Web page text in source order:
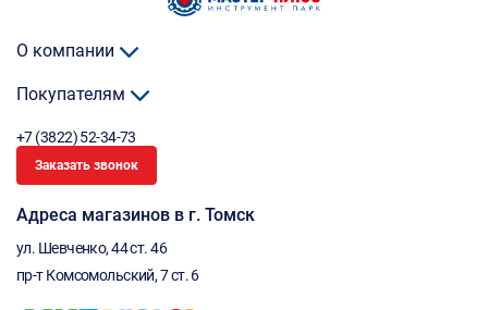
О компании
Покупателям
+7 (3822) 52-34-73
Заказать звонок
Адреса магазинов в г. Томск
ул. Шевченко, 44 ст. 46
пр-т Комсомольский, 7 ст. 6